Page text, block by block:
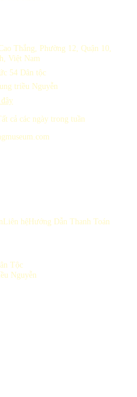
Thắng, Phường 12, Quận 10,
Việt Nam
54 Dân tộc
triều Nguyễn
cả các ngày trong tuần
Liên hệ Hướng Dẫn Thanh Toán
Tộc
Nguyễn